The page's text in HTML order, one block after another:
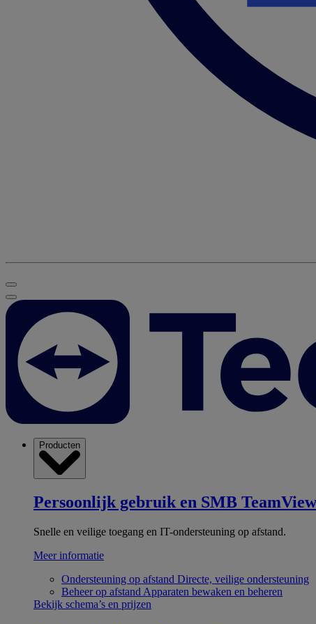
Producten
Persoonlijk gebruik en SMB
Snelle en veilige toegang en IT-ondersteuning op afstand.
Meer informatie
Ondersteuning op afstand Directe, veilige ondersteuning
Beheer op afstand Apparaten bewaken en beheren
Bekijk schema’s en prijzen